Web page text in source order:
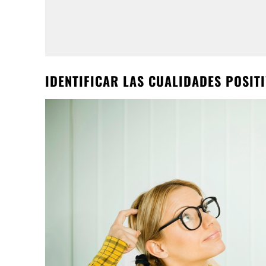
IDENTIFICAR LAS CUALIDADES